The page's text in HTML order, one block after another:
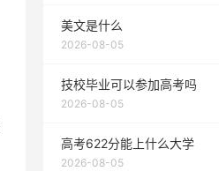
美文是什么
2026-08-05
技校毕业可以参加高考吗
2026-08-05
高考622分能上什么大学
2026-08-05